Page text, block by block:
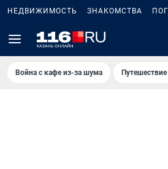
НЕДВИЖИМОСТЬ ЗНАКОМСТВА
Война с кафе из-за шума